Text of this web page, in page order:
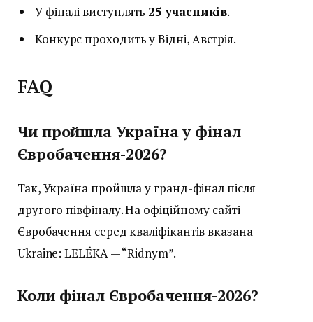
У фіналі виступлять 25 учасників.
Конкурс проходить у Відні, Австрія.
FAQ
Чи пройшла Україна у фінал
Євробачення-2026?
Так, Україна пройшла у гранд-фінал після
другого півфіналу. На офіційному сайті
Євробачення серед кваліфікантів вказана
Ukraine: LELÉKA — “Ridnym”.
Коли фінал Євробачення-2026?